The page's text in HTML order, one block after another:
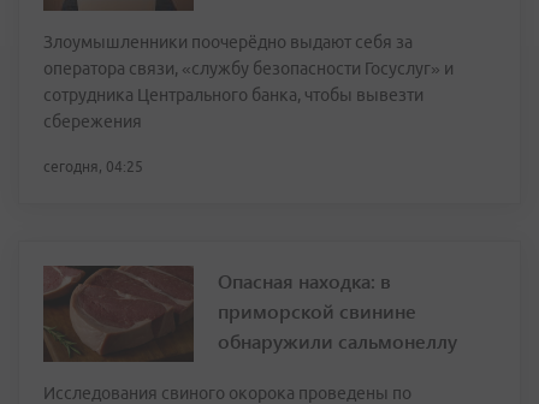
Злоумышленники поочерёдно выдают себя за
оператора связи, «службу безопасности Госуслуг» и
сотрудника Центрального банка, чтобы вывезти
сбережения
сегодня, 04:25
Опасная находка: в
приморской свинине
обнаружили сальмонеллу
Исследования свиного окорока проведены по